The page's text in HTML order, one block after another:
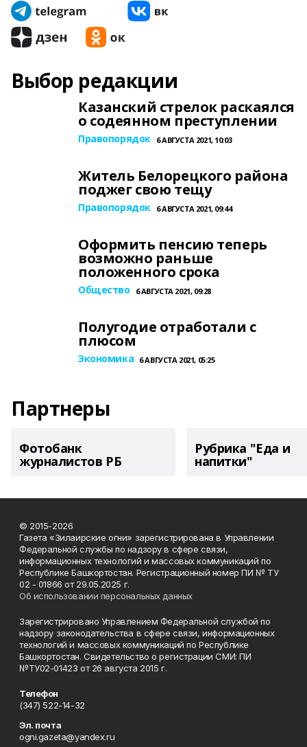
Выбор редакции
Казанский стрелок раскаялся
о содеянном преступлении
Правопорядок 6 АВГУСТА 2021, 10:03
Житель Белорецкого района
поджег свою тещу
Правопорядок 6 АВГУСТА 2021, 09:44
Оформить пенсию теперь
возможно раньше
положенного срока
Общество 6 АВГУСТА 2021, 09:28
Полугодие отработали с
плюсом
Экономика 6 АВГУСТА 2021, 05:25
Партнеры
Фотобанк
журналистов РБ
Рубрика "Еда и
напитки"
© 2015-2026
Газета «Зилаирские огни» зарегистрирована в Управлении
Федеральной службы по надзору в сфере связи,
информационных технологий и массовых коммуникаций по
Республике Башкортостан. Регистрационный номер ПИ № ТУ
02 - 01866 от 29.05.2025 г.
Об использовании персональных данных
Зарегистрировано Управлением Федеральной службой по
надзору законодательства в сфере связи, информационных
технологий и массовых коммуникаций по Республике
Башкортостан. Свидетельство о регистрации СМИ: ПИ
№ТУ02-01423 от 26 августа 2015 г.
Телефон
(347) 522-14-32
Эл. почта
ogni.gazeta@yandex.ru